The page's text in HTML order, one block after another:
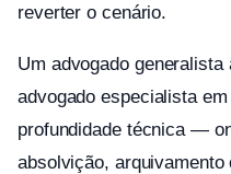
reverter o cenário.
Um advogado
advogado especialista
profundidade técnica —
absolvição,